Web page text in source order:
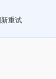
重试